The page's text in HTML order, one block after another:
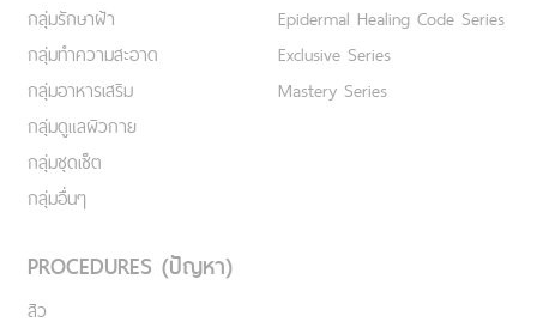
กลุ่มรักษาฝ้า
กลุ่มทำความสะอาด
กลุ่มอาหารเสริม
กลุ่มดูแลผิวกาย
กลุ่มชุดเซ็ต
กลุ่มอื่นๆ
Epidermal Healing Code Series
Exclusive Series
Mastery Series
PROCEDURES (ปัญหา)
สิว